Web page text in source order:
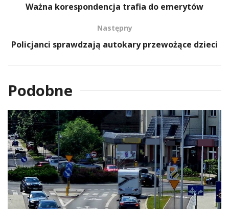
Ważna korespondencja trafia do emerytów
Następny
Policjanci sprawdzają autokary przewożące dzieci
Podobne